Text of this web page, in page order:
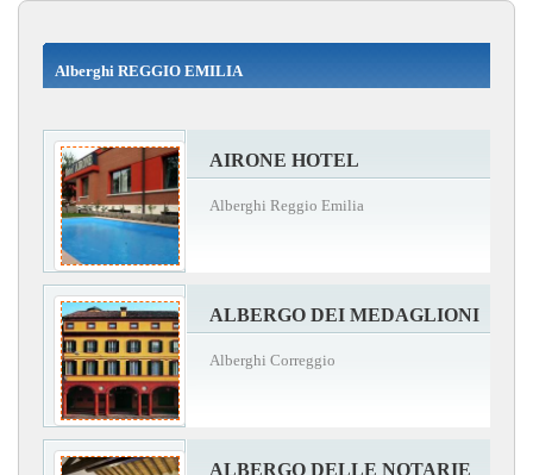
Alberghi REGGIO EMILIA
AIRONE HOTEL
Alberghi Reggio Emilia
ALBERGO DEI MEDAGLIONI
Alberghi Correggio
ALBERGO DELLE NOTARIE